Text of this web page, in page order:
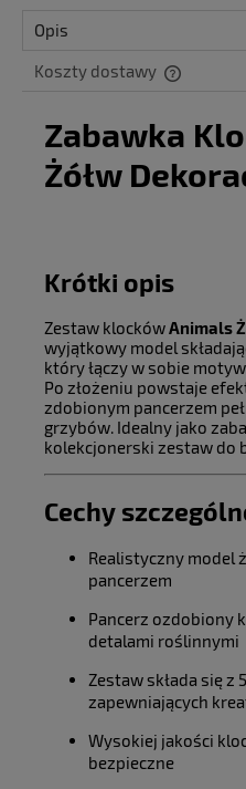
Opis
Koszty dostawy
Cena nie zawiera
Zabawka
Żółw
Krótki opis
Zestaw klockówAnimals
wyjątkowy model
który łączy w sobie
Po złożeniu powstaje
zdobionym pancerzem
grzybów. Idealny jako
kolekcjonerski zestaw do
Cechy
Realistyczny model
pancerzem
Pancerz ozdobiony
detalami roślinnymi
Zestaw składa się z
zapewniających
Wysokiej jakości
bezpieczne